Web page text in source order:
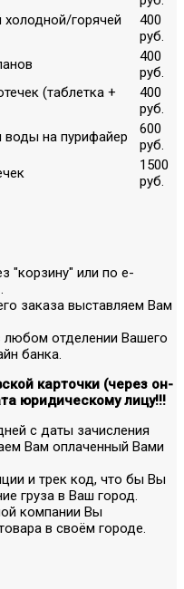
горячей
400
руб.
400
руб.
(таблетка +
400
руб.
воды на пурифайер
600
руб.
1500
руб.
"корзину" или по е-
.
заказа выставляем Вам
любом отделении Вашего
банка.
карточки (через он-
юридическому лицу!!!
с даты зачисления
Вам оплаченный Вами
и трек код, что бы Вы
груза в Ваш город.
компании Вы
в своём городе.